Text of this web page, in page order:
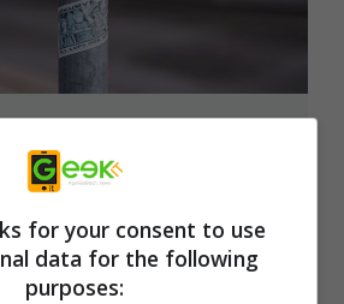
ora costa solo 11,99€
for your consent to use
data for the following
purposes: